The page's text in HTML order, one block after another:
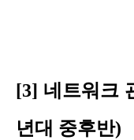
[3] 네트워크
년대 중후반)